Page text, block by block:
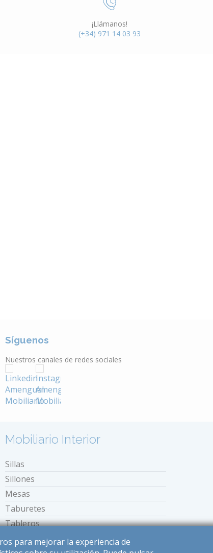
¡Llámanos!
(+34) 971 14 03 93
Síguenos
Nuestros canales de redes sociales
Mobiliario Interior
Sillas
Sillones
Mesas
Taburetes
Tableros
Bancos
para mejorar la experiencia de